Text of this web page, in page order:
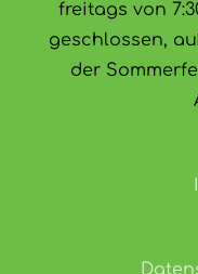
freitags von
geschlossen,
der